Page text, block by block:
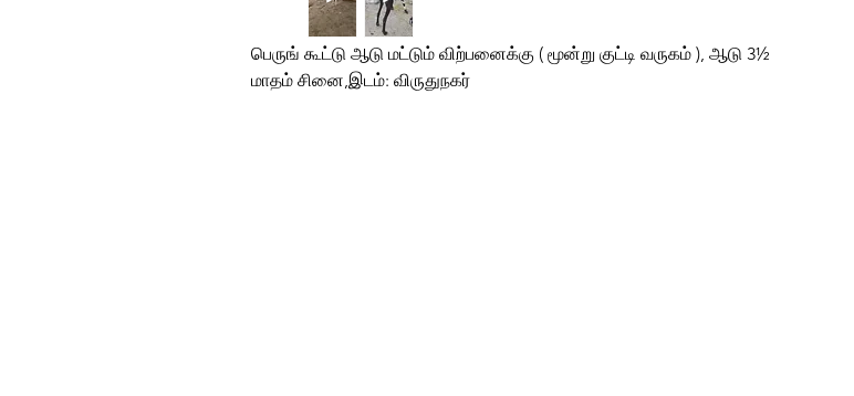
பெருங் கூட்டு ஆடு மட்டும் விற்பனைக்கு ( மூன்று குட்டி வருகம் ), ஆடு 3½
மாதம் சினை,இடம்: விருதுநகர்